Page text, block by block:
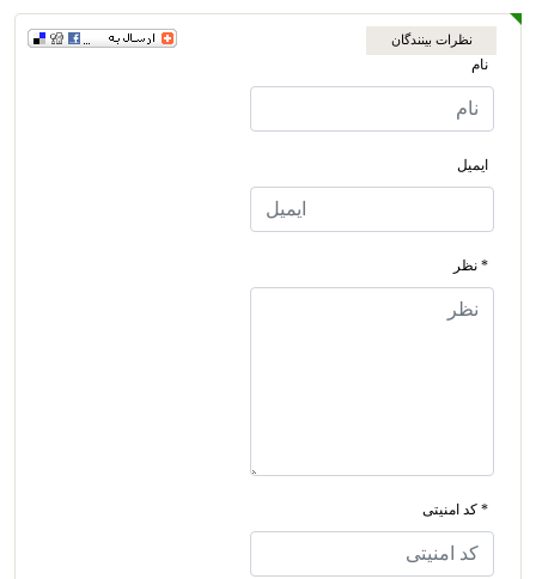
نظرات بینندگان
نام
ایمیل
* نظر
* کد امنیتی